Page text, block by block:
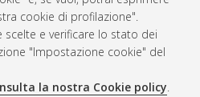
cookie di profilazione".
e verificare lo stato dei
"Impostazione cookie" del
la nostra Cookie policy.